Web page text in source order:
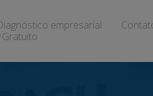
empresarial